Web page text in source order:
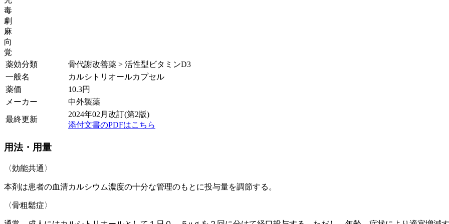
毒
劇
麻
向
覚
薬効分類
骨代謝改善薬 > 活性型ビタミンD3
一般名
カルシトリオールカプセル
薬価
10.3円
メーカー
中外製薬
最終更新
2024年02月改訂(第2版)
添付文書のPDFはこちら
用法・用量
〈効能共通〉
本剤は患者の血清カルシウム濃度の十分な管理のもとに投与量を調節する。
〈骨粗鬆症〉